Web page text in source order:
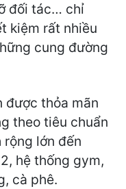
đối tác… chỉ
kiệm rất nhiều
cung đường
được thỏa mãn
theo tiêu chuẩn
rộng lớn đến
hệ thống gym,
cà phê.